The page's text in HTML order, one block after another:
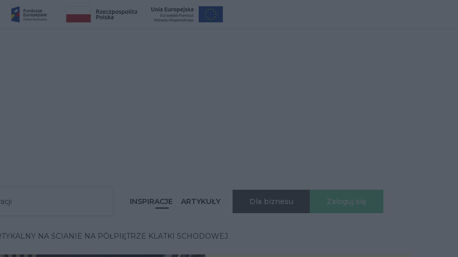
INSPIRACJE ARTYKUŁY Dla biznesu Zaloguj się
NA ŚCIANIE NA PÓŁPIĘTRZE KLATKI SCHODOWEJ